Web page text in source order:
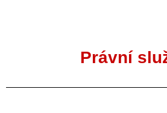
Právní